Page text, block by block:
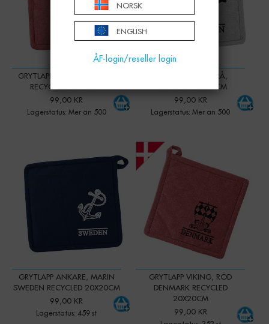
GRYTLAPP DALAHÄST, RÖD,
RECYCLED 20X20CM
99,00 KR
Lagerstatus: Mer än 500
GRYTLAPP ÄLG, GRÅ,
RECYCLED 20X20CM
99,00 KR
Lagerstatus: Mer än 500
GRYTLAPP ANKARE, MARIN
SWEDEN RECYCLED 20X20CM
99,00 KR
Lagerstatus: 459 st
GRYTLAPP VIKING, RÖD
DENMARK RECYCLED
20X20CM
99,00 KR
Qty: -
NORSK
ENGLISH
ÅF-login/reseller login